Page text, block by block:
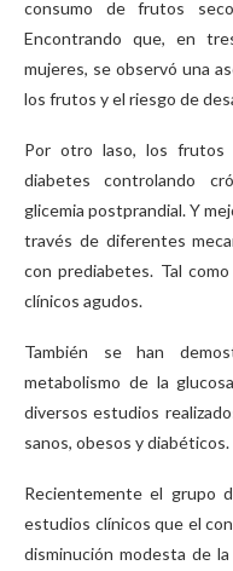
consumo de frutos
Encontrando que, en
mujeres, se observó una
los frutos y el riesgo de
Por otro laso, los frutos
diabetes controlando
glicemia postprandial. Y
través de diferentes
con prediabetes. Tal
clínicos agudos.
También se han
metabolismo de la
diversos estudios
sanos, obesos y diabéticos.
Recientemente el grupo
estudios clínicos que el
disminución modesta de